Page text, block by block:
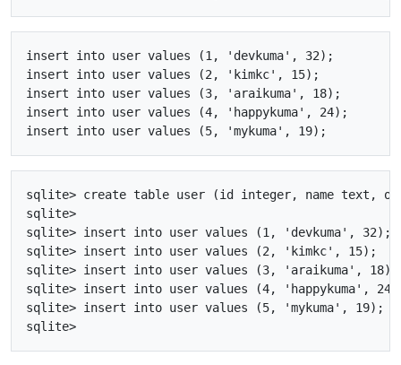
insert into user values (1, 'devkuma', 32);
insert into user values (2, 'kimkc', 15);
insert into user values (3, 'araikuma', 18);
insert into user values (4, 'happykuma', 24);
sqlite> create table user (id integer, name text,
sqlite>
sqlite> insert into user values (1, 'devkuma', 32);
sqlite> insert into user values (2, 'kimkc', 15);
sqlite> insert into user values (3, 'araikuma', 18);
sqlite> insert into user values (4, 'happykuma',
sqlite> insert into user values (5, 'mykuma', 19);